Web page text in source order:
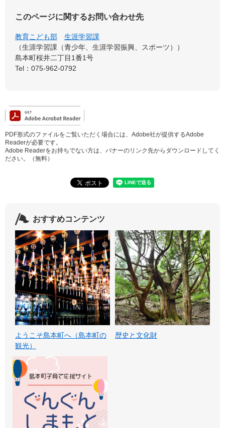
このページに関するお問い合わせ先
教育こども部
生涯学習課
生涯学習課（青少年、生涯学習振興、スポーツ）
島本町桜井二丁目1番1号
Tel：075-962-0792
PDF形式のファイルをご覧いただく場合には、Adobe社が提供するAdobe
Readerが必要です。
Adobe Readerをお持ちでない方は、バナーのリンク先からダウンロードしてく
ださい。（無料）
おすすめコンテンツ
ようこそ島本町へ（島本町の
観光）
歴史と文化財